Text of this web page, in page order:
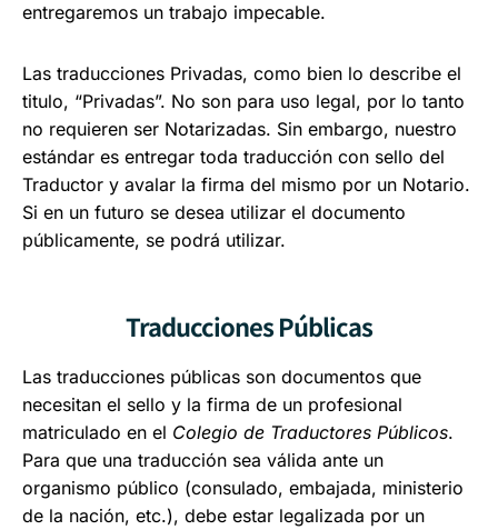
entregaremos un trabajo impecable.
Las traducciones Privadas, como bien lo describe el
titulo, “Privadas”. No son para uso legal, por lo tanto
no requieren ser Notarizadas. Sin embargo, nuestro
estándar es entregar toda traducción con sello del
Traductor y avalar la firma del mismo por un Notario.
Si en un futuro se desea utilizar el documento
públicamente, se podrá utilizar.
Traducciones Públicas
Las traducciones públicas son documentos que
necesitan el sello y la firma de un profesional
matriculado en el Colegio de Traductores Públicos.
Para que una traducción sea válida ante un
organismo público (consulado, embajada, ministerio
de la nación, etc.), debe estar legalizada por un